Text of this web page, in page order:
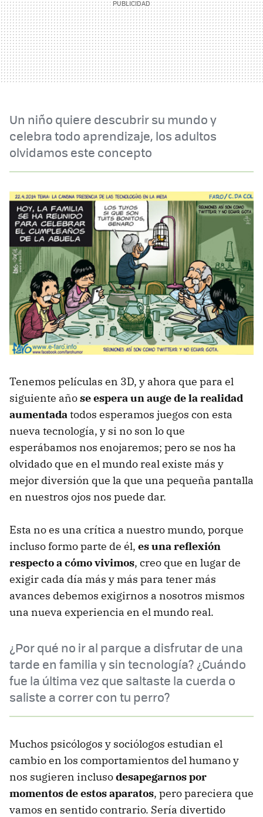
Un niño quiere descubrir su mundo y
celebra todo aprendizaje, los adultos
olvidamos este concepto
Tenemos películas en 3D, y ahora que para el
siguiente añose espera un auge de la realidad
aumentadatodos esperamos juegos con esta
nueva tecnología, y si no son lo que
esperábamos nos enojaremos; pero se nos ha
olvidado que en el mundo real existe más y
mejor diversión que la que una pequeña pantalla
en nuestros ojos nos puede dar.
Esta no es una crítica a nuestro mundo, porque
incluso formo parte de él, es una reflexión
respecto a cómo vivimos, creo que en lugar de
exigir cada día más y más para tener más
avances debemos exigirnos a nosotros mismos
una nueva experiencia en el mundo real.
¿Por qué no ir al parque a disfrutar de una
tarde en familia y sin tecnología? ¿Cuándo
fue la última vez que saltaste la cuerda o
saliste a correr con tu perro?
Muchos psicólogos y sociólogos estudian el
cambio en los comportamientos del humano y
nos sugieren inclusodesapegarnos por
momentos de estos aparatos, pero pareciera que
vamos en sentido contrario. Sería divertido